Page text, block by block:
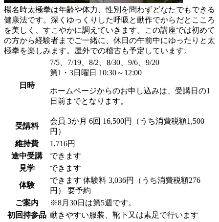
楊名時太極拳は年齢や体力、性別を問わずどなたでもできる
健康法です。深くゆっくりした呼吸と動作でからだとこころ
を美しく、すこやかに調えていきます。この講座では初めて
の方から経験者までご一緒に、休日の午前中にゆったりと太
極拳を楽しみます。屋外での稽古も予定しています。
日時
7/5、7/19、8/2、8/30、9/6、9/20
第1・3日曜日 10:30～12:00
ホームページからのお申し込みは、受講日の1
日前までとなります。
受講料
会員 3か月 6回 16,500円（うち消費税額1,500
円）
維持費
1,716円
途中受講
できます
見学
できます
体験
できます 体験料 3,036円（うち消費税額276
円） 要予約
ご案内
※8月30日は第5週です。
初回持参品 動きやすい服装、靴下又は素足で行います